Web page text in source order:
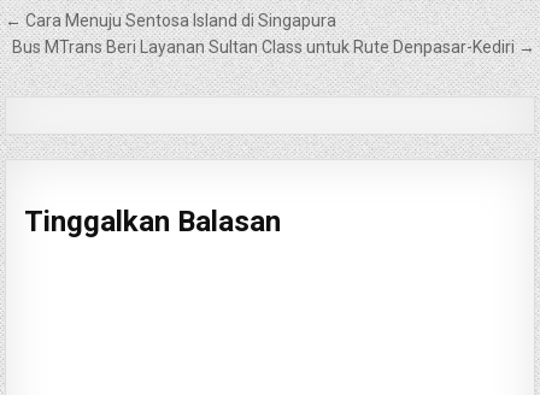
Navigasi
pos
← Cara Menuju Sentosa Island di Singapura
Bus MTrans Beri Layanan Sultan Class untuk Rute Denpasar-Kediri →
Tinggalkan Balasan